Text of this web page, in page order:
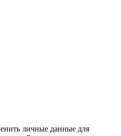
личные данные для